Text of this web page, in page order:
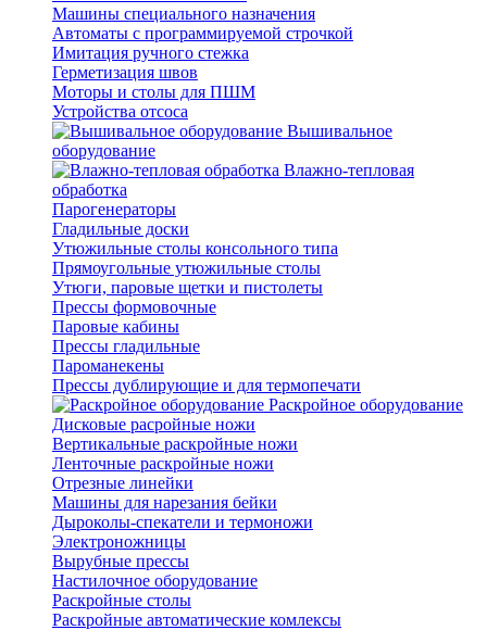
Машины специального назначения
Автоматы с программируемой строчкой
Имитация ручного стежка
Герметизация швов
Моторы и столы для ПШМ
Устройства отсоса
Вышивальное
оборудование
Влажно-тепловая
обработка
Парогенераторы
Гладильные доски
Утюжильные столы консольного типа
Прямоугольные утюжильные столы
Утюги, паровые щетки и пистолеты
Прессы формовочные
Паровые кабины
Прессы гладильные
Пароманекены
Прессы дублирующие и для термопечати
Раскройное оборудование
Дисковые расройные ножи
Вертикальные раскройные ножи
Ленточные раскройные ножи
Отрезные линейки
Машины для нарезания бейки
Дыроколы-спекатели и термоножи
Электроножницы
Вырубные прессы
Настилочное оборудование
Раскройные столы
Раскройные автоматические комлексы